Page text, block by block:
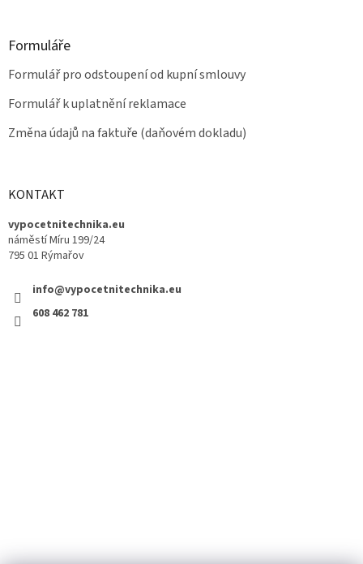
Formuláře
Formulář pro odstoupení od kupní smlouvy
Formulář k uplatnění reklamace
Změna údajů na faktuře (daňovém dokladu)
KONTAKT
vypocetnitechnika.eu
náměstí Míru 199/24
795 01 Rýmařov
info@vypocetnitechnika.eu
608 462 781